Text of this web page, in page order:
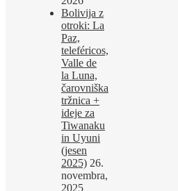
Bolivija z
otroki: La
Paz,
teleféricos,
Valle de
la Luna,
čarovniška
tržnica +
ideje za
Tiwanaku
in Uyuni
(jesen
2025) 26.
novembra,
2025